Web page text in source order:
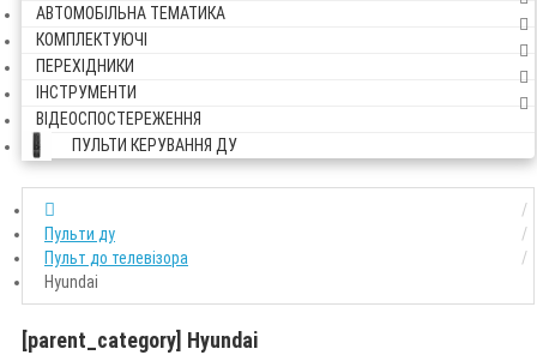
АВТОМОБІЛЬНА ТЕМАТИКА
КОМПЛЕКТУЮЧІ
ПЕРЕХІДНИКИ
ІНСТРУМЕНТИ
ВІДЕОСПОСТЕРЕЖЕННЯ
ПУЛЬТИ КЕРУВАННЯ ДУ
Пульти ду
Пульт до телевізора
Hyundai
[parent_category] Hyundai